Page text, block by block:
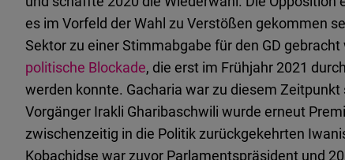
es im Vorfeld der Wahl zu Verstößen gekommen
Sektor zu einer Stimmabgabe für den GD
politische Blockade, die erst im Frühjahr 2021
werden konnte. Gacharia war zu diesem
Vorgänger Irakli Gharibaschwili wurde erneut
zwischenzeitig in die Politik zurückgekehrten
Kobachidse war zuvor Parlamentspräsident und